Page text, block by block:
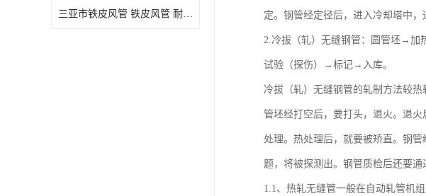
三亚市铁皮风管 铁皮风管 耐腐蚀 定。钢管经定径后，进入冷却塔中，
2.冷拔（轧）无缝钢管：圆管坯→
试验（探伤）→标记→入库。
冷拔（轧）无缝钢管的轧制方法较
管坯经打空后，要打头，退火。退
处理。热处理后，就要被矫直。钢
题，将被探测出。钢管质检后还要
1.1、热轧无缝管一般在自动轧管机